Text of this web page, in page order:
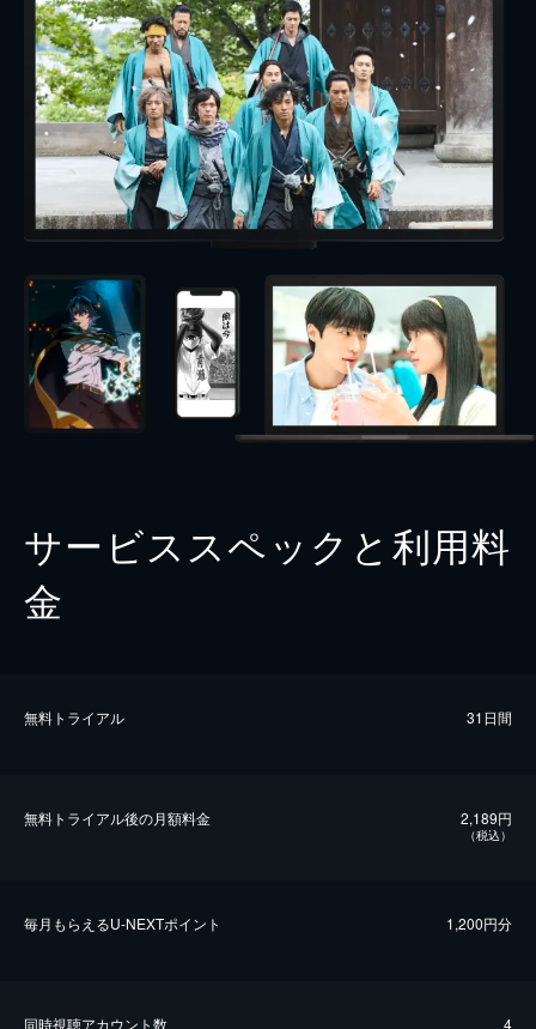
サービススペックと利用料
金
無料トライアル 31日間
無料トライアル後の⽉額料金 2,189円
（税込）
毎⽉もらえるU-NEXTポイント 1,200円分
同時視聴アカウント数 4